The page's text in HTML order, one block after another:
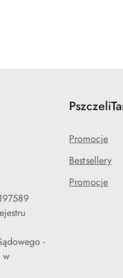
-
w
Promocje
Bestsellery
Promocje